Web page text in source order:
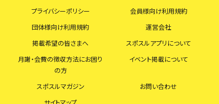
プライバシーポリシー
会員様向け利用規約
団体様向け利用規約
運営会社
掲載希望の皆さまへ
スポスルアプリについて
月謝・会費の徴収方法にお困り
の方
イベント掲載について
スポスルマガジン
お問い合わせ
サイトマップ